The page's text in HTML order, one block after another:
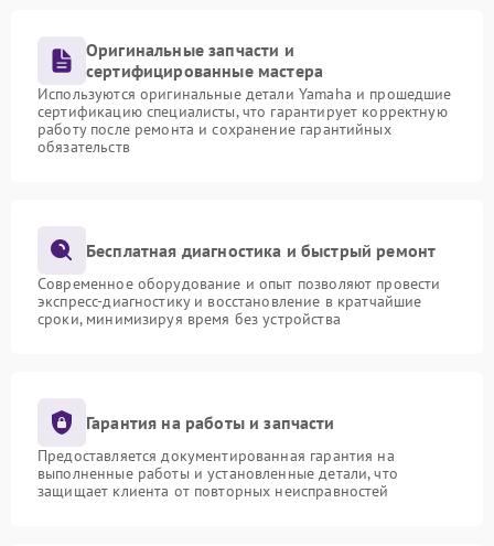
Оригинальные запчасти и
сертифицированные мастера
Используются оригинальные детали Yamaha и прошедшие
сертификацию специалисты, что гарантирует корректную
работу после ремонта и сохранение гарантийных
обязательств
Бесплатная диагностика и быстрый ремонт
Современное оборудование и опыт позволяют провести
экспресс-диагностику и восстановление в кратчайшие
сроки, минимизируя время без устройства
Гарантия на работы и запчасти
Предоставляется документированная гарантия на
выполненные работы и установленные детали, что
защищает клиента от повторных неисправностей